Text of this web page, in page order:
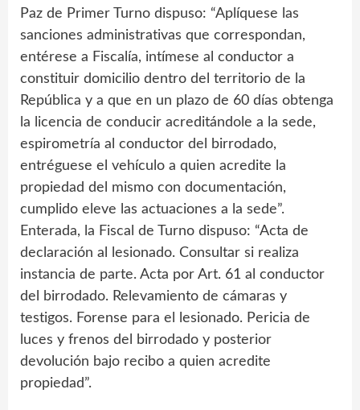
Paz de Primer Turno dispuso: “Aplíquese las
sanciones administrativas que correspondan,
entérese a Fiscalía, intímese al conductor a
constituir domicilio dentro del territorio de la
República y a que en un plazo de 60 días obtenga
la licencia de conducir acreditándole a la sede,
espirometría al conductor del birrodado,
entréguese el vehículo a quien acredite la
propiedad del mismo con documentación,
cumplido eleve las actuaciones a la sede”.
Enterada, la Fiscal de Turno dispuso: “Acta de
declaración al lesionado. Consultar si realiza
instancia de parte. Acta por Art. 61 al conductor
del birrodado. Relevamiento de cámaras y
testigos. Forense para el lesionado. Pericia de
luces y frenos del birrodado y posterior
devolución bajo recibo a quien acredite
propiedad”.